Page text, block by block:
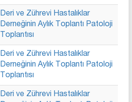
Deri ve Zührevi Hastalıklar
Derneğinin Aylık Toplantı Patoloji
Toplantısı
Deri ve Zührevi Hastalıklar
Derneğinin Aylık Toplantı Patoloji
Toplantısı
Deri ve Zührevi Hastalıklar